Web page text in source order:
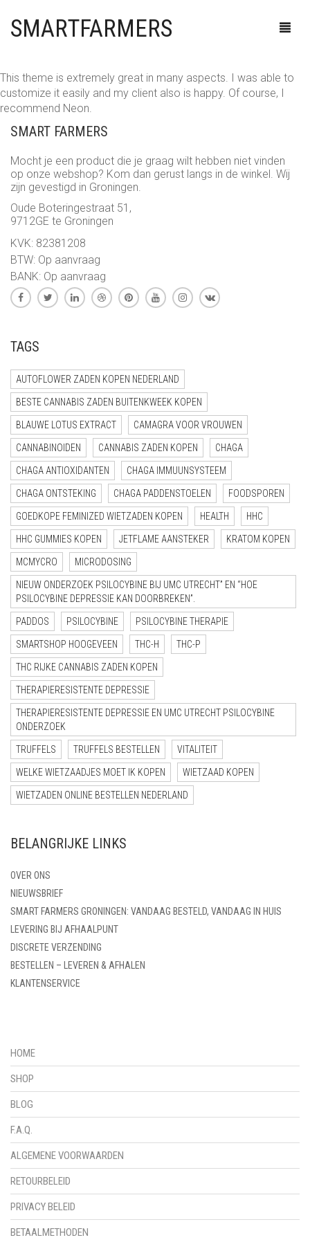
SMARTFARMERS
HEALTHSHOP
CBD
CBD EDIBLES
GENEESKRACHTIGE PADDESTOELEN
MINERALEN
SUPPLEMENTEN
SMARTSHOP
DRUGSTESTEN
KANNA
KRATOM
GOUD
GROEN
ROOD
VLOEISTOF
WIT
GEEL
DROMERIG
ENERGIEK
EXTRACTEN
LUSTOPWEKKEND
PSYCHEDELISCH
RUSTGEVEND
TRIP
TRIPSTOPPER
SPIRITUEEL
MESCALINE
CACTUSSEN ZADEN
PEYOTE CACTUSSEN
SAN PEDRO CACTUSSEN
PARTY SUPPLEMENTEN
RAPÉ
KURIPE
SALVIA
WIEROOK
HEADSHOP
JET FLAME
ZIPPO
BLUNTS & WRAPS
SIGAAR BLUNT
PALMBLAD
BONGS & PIJPJES
PIJPJES
ONDERDELEN
REINIGING GEREI
GRINDERS
CARD GRINDERS
HOUT
METAAL
PLASTIC
STEEN
RAW
ROLLING TRAYS
ROOKACCESSOIRES
ROLMACHINE
OPSLAG
CAPSULEREN
FLESJES
HOUDERS
KISTJE
LUCHTDICHT
SETS
VETVRIJ PAPIER
PURIZE®
VLOEI, TIP & FILTERS
VLOEI
TIPS
FILTERS
WEEGSCHALEN
CBD
FEMINIZED
REGULAR
USA
SEED BANK
BARNEY’S FARM
CHRONIC CAVIAR
ROYAL QUEEN SEEDS
SOMA’S SACRED SEEDS
STONED APE SEEDS
GENEESKRACHTIGE PADDESTOELEN
GROWKITS
MUSCIMOL
TRIPSTOPPER
TRUFFELS
SPOREN
SPOREN INJECTIES
SPOREPRINTS
CANNASHOP
VAPE
CBG
H4CBD
HHC-P
THC-H
THC-P
CART
This theme is extremely great in many aspects. I was able to
customize it easily and my client also is happy. Of course, I
recommend Neon.
SMART FARMERS
Mocht je een product die je graag wilt hebben niet vinden
op onze webshop? Kom dan gerust langs in de winkel. Wij
zijn gevestigd in Groningen.
Oude Boteringestraat 51,
9712GE te Groningen
KVK: 82381208
BTW: Op aanvraag
BANK: Op aanvraag
TAGS
AUTOFLOWER ZADEN KOPEN NEDERLAND
BESTE CANNABIS ZADEN BUITENKWEEK KOPEN
BLAUWE LOTUS EXTRACT CAMAGRA VOOR VROUWEN
CANNABINOIDEN CANNABIS ZADEN KOPEN CHAGA
CHAGA ANTIOXIDANTEN CHAGA IMMUUNSYSTEEM
CHAGA ONTSTEKING CHAGA PADDENSTOELEN FOODSPOREN
GOEDKOPE FEMINIZED WIETZADEN KOPEN HEALTH HHC
HHC GUMMIES KOPEN JETFLAME AANSTEKER KRATOM KOPEN
MCMYCRO MICRODOSING
NIEUW ONDERZOEK PSILOCYBINE BIJ UMC UTRECHT” EN “HOE
PSILOCYBINE DEPRESSIE KAN DOORBREKEN”.
PADDOS PSILOCYBINE PSILOCYBINE THERAPIE
SMARTSHOP HOOGEVEEN THC-H THC-P
THC RIJKE CANNABIS ZADEN KOPEN
THERAPIERESISTENTE DEPRESSIE
THERAPIERESISTENTE DEPRESSIE EN UMC UTRECHT PSILOCYBINE
ONDERZOEK
TRUFFELS TRUFFELS BESTELLEN VITALITEIT
WELKE WIETZAADJES MOET IK KOPEN WIETZAAD KOPEN
WIETZADEN ONLINE BESTELLEN NEDERLAND
BELANGRIJKE LINKS
OVER ONS
NIEUWSBRIEF
SMART FARMERS GRONINGEN: VANDAAG BESTELD, VANDAAG IN HUIS
LEVERING BIJ AFHAALPUNT
DISCRETE VERZENDING
BESTELLEN – LEVEREN & AFHALEN
KLANTENSERVICE
HOME
SHOP
BLOG
F.A.Q.
ALGEMENE VOORWAARDEN
RETOURBELEID
PRIVACY BELEID
BETAALMETHODEN